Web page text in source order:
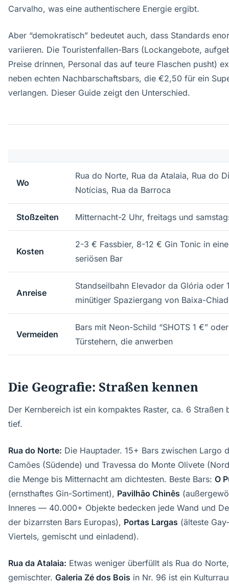
Carvalho, was eine authentischere Energie ergibt.
Aber “demokratisch” bedeutet auch, dass Standards
variieren. Die Touristenfallen-Bars (Lockangebote,
Preise drinnen, Personal das auf teure Flaschen pusht)
neben echten Nachbarschaftsbars, die €2,50 für ein
verlangen. Dieser Guide zeigt den Unterschied.
Wo
Rua do Norte, Rua da Atalaia, Rua do
Notícias, Rua da Barroca
Stoßzeiten Mitternacht-2 Uhr, freitags und
Kosten
2-3 € Fassbier, 8-12 € Gin Tonic in
seriösen Bar
Anreise
Standseilbahn Elevador da Glória oder
minütiger Spaziergang von Baixa-
Vermeiden
Bars mit Neon-Schild “SHOTS 1 €” oder
Türstehern, die anwerben
Die Geografie: Straßen kennen
Der Kernbereich ist ein kompaktes Raster, ca. 6 Straßen
tief.
Rua do Norte: Die Hauptader. 15+ Bars zwischen Largo
Camões (Südende) und Travessa do Monte Olivete
die Menge bis Mitternacht am dichtesten. Beste Bars: O
(ernsthaftes Gin-Sortiment), Pavilhão Chinês
Inneres — 40.000+ Objekte bedecken jede Wand und
der bizarrsten Bars Europas), Portas Largas (älteste
Viertels, gemischt und einladend).
Rua da Atalaia: Etwas weniger überfüllt als Rua do
gemischter. Galeria Zé dos Bois in Nr. 96 ist ein